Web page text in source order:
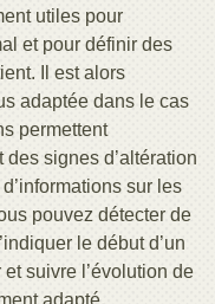
utiles pour
et pour définir des
Il est alors
adaptée dans le cas
permettent
signes d’altération
sur les
pouvez détecter de
le début d’un
suivre l’évolution de